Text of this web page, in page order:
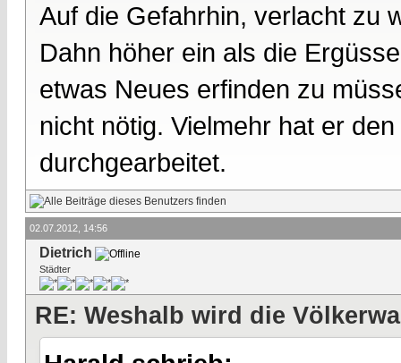
Auf die Gefahrhin, verlacht zu
Dahn höher ein als die
etwas Neues erfinden zu
nicht nötig. Vielmehr hat er
durchgearbeitet.
02.07.2012, 14:56
Dietrich
Städter
RE: Weshalb wird die